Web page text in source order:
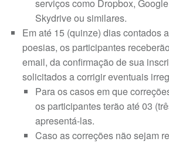
serviços como Dropbox,
Skydrive ou similares.
Em até 15 (quinze) dias contados
poesias, os participantes
email, da confirmação de sua
solicitados a corrigir eventuais
Para os casos em que
os participantes terão até 03
apresentá-las.
Caso as correções não sejam